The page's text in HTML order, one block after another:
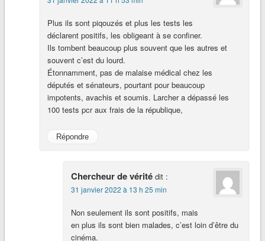
Plus ils sont piqouzés et plus les tests les
déclarent positifs, les obligeant à se confiner.
Ils tombent beaucoup plus souvent que les autres et
souvent c’est du lourd.
Étonnamment, pas de malaise médical chez les
députés et sénateurs, pourtant pour beaucoup
impotents, avachis et soumis. Larcher a dépassé les
100 tests pcr aux frais de la république,
Répondre
Chercheur de vérité dit :
31 janvier 2022 à 13 h 25 min
Non seulement ils sont positifs, mais
en plus ils sont bien malades, c’est loin d’être du
cinéma.